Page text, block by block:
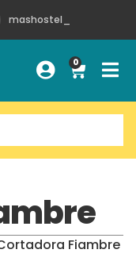
mashostel_
0
Fiambre